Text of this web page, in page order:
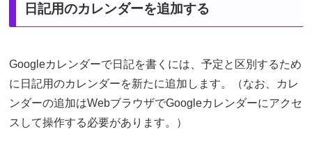
日記用のカレンダーを追加する
Googleカレンダーで日記を書くには、予定と区別するため
に日記用のカレンダーを新たに追加します。（なお、カレ
ンダーの追加はWebブラウザでGoogleカレンダーにアクセ
スして操作する必要があります。）